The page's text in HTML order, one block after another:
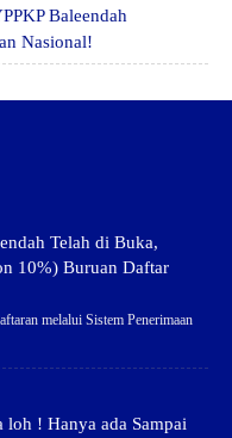
Baleendah
Nasional!
Telah di Buka,
10%) Buruan Daftar
melalui Sistem Penerimaan
! Hanya ada Sampai